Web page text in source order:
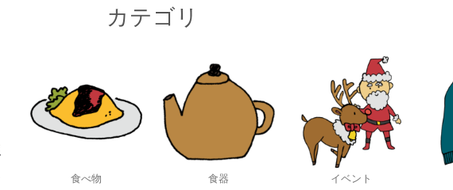
カテゴリ
食べ物 食器 イベント